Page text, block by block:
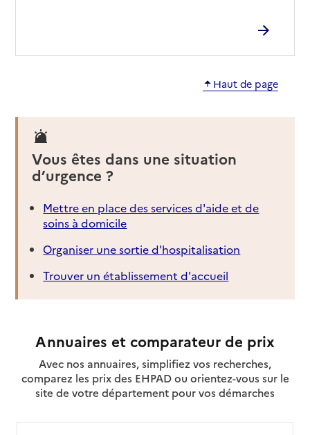
Haut de page
Vous êtes dans une situation
d’urgence ?
Mettre en place des services d'aide et de
soins à domicile
Organiser une sortie d'hospitalisation
Trouver un établissement d'accueil
Annuaires et comparateur de prix
Avec nos annuaires, simplifiez vos recherches,
comparez les prix des EHPAD ou orientez-vous sur le
site de votre département pour vos démarches